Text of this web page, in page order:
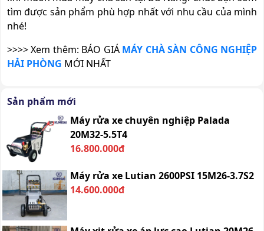
tìm được sản phẩm phù hợp nhất với nhu cầu của mình
nhé!
>>>> Xem thêm: BÁO GIÁ MÁY CHÀ SÀN CÔNG NGHIỆP
HẢI PHÒNG MỚI NHẤT
Sản phẩm mới
Máy rửa xe chuyên nghiệp Palada
20M32-5.5T4
16.800.000đ
Máy rửa xe Lutian 2600PSI 15M26-3.7S2
14.600.000đ